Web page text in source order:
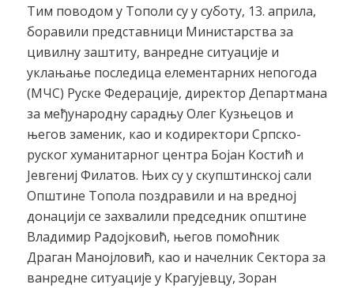
Тим поводом у Тополи су у суботу, 13. априла,
боравили представници Министарства за
цивилну заштиту, ванредне ситуације и
уклањање последица елементарних непогода
(МЧС) Руске Федерације, директор Департмана
за међународну сарадњу Олег Кузњецов и
његов заменик, као и кодиректори Српско-
руског хуманитарног центра Бојан Костић и
Јевгениј Филатов. Њих су у скупштинској сали
Општине Топола поздравили и на вредној
донацији се захвалили председник општине
Владимир Радојковић, његов помоћник
Драган Манојловић, као и начелник Сектора за
ванредне ситуације у Крагујевцу, Зоран